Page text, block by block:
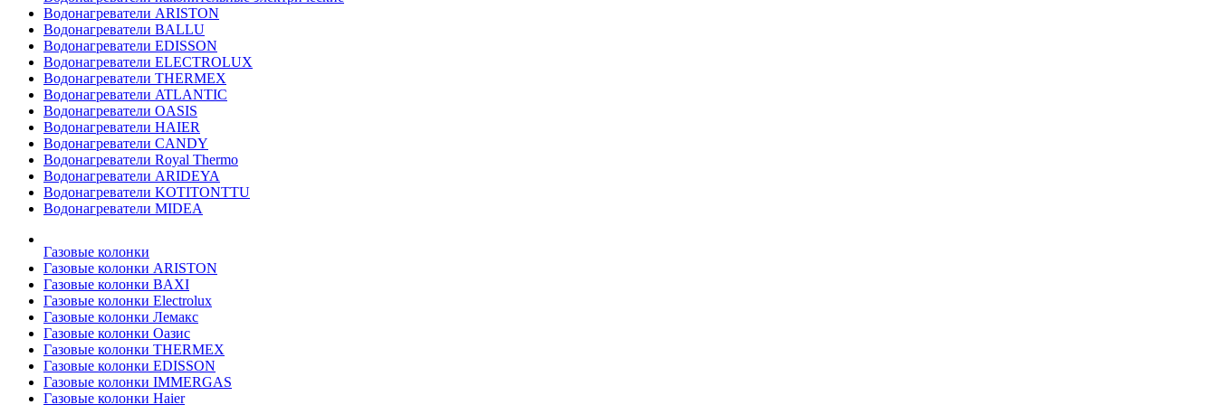
Водонагреватели ARISTON
Водонагреватели BALLU
Водонагреватели EDISSON
Водонагреватели ELECTROLUX
Водонагреватели THERMEX
Водонагреватели ATLANTIC
Водонагреватели OASIS
Водонагреватели HAIER
Водонагреватели CANDY
Водонагреватели Royal Thermo
Водонагреватели ARIDEYA
Водонагреватели KOTITONTTU
Водонагреватели MIDEA
Газовые колонки
Газовые колонки ARISTON
Газовые колонки BAXI
Газовые колонки Electrolux
Газовые колонки Лемакс
Газовые колонки Оазис
Газовые колонки THERMEX
Газовые колонки EDISSON
Газовые колонки IMMERGAS
Газовые колонки Haier